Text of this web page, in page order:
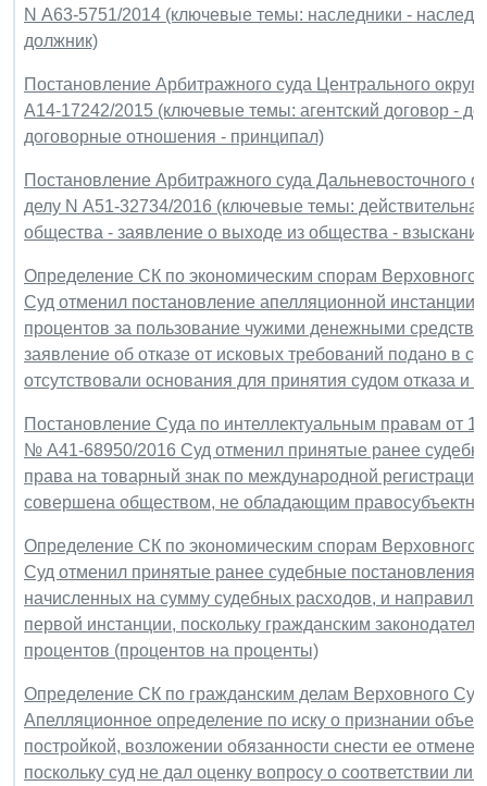
N А63-5751/2014 (ключевые темы: наследники -
должник)
Постановление Арбитражного суда Центрального
А14-17242/2015 (ключевые темы: агентский договор -
договорные отношения - принципал)
Постановление Арбитражного суда Дальневосточного
делу N А51-32734/2016 (ключевые темы:
общества - заявление о выходе из общества -
Определение СК по экономическим спорам
Суд отменил постановление апелляционной инстанции
процентов за пользование чужими денежными
заявление об отказе от исковых требований подано в
отсутствовали основания для принятия судом отказа и
Постановление Суда по интеллектуальным правам от
№ А41-68950/2016 Суд отменил принятые ранее
права на товарный знак по международной регистрации
совершена обществом, не обладающим
Определение СК по экономическим спорам
Суд отменил принятые ранее судебные постановления
начисленных на сумму судебных расходов, и направил
первой инстанции, поскольку гражданским
процентов (процентов на проценты)
Определение СК по гражданским делам Верховного
Апелляционное определение по иску о признании
постройкой, возложении обязанности снести ее
поскольку суд не дал оценку вопросу о соответствии